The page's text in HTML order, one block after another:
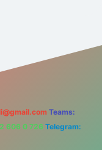
m elexbet
Teams:
606 0 726 Telegram: